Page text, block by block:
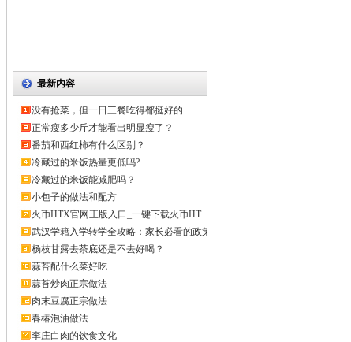
最新内容
没有抢菜，但一日三餐吃得都挺好的
正常瘦多少斤才能看出明显瘦了？
番茄和西红柿有什么区别？
冷藏过的米饭热量更低吗?
冷藏过的米饭能减肥吗？
小包子的做法和配方
火币HTX官网正版入口_一键下载火币HT...
武汉学籍入学转学全攻略：家长必看的政策
解...
杨枝甘露去茶底还是不去好喝？
蒜苔配什么菜好吃
蒜苔炒肉正宗做法
肉末豆腐正宗做法
春椿泡油做法
李庄白肉的饮食文化